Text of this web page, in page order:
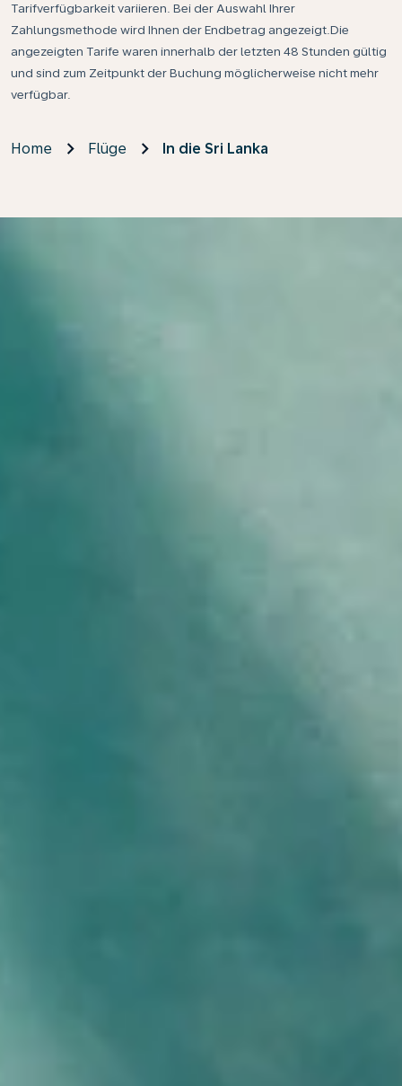
Tarifverfügbarkeit variieren. Bei der Auswahl Ihrer
Zahlungsmethode wird Ihnen der Endbetrag angezeigt.Die
angezeigten Tarife waren innerhalb der letzten 48 Stunden gültig
und sind zum Zeitpunkt der Buchung möglicherweise nicht mehr
verfügbar.
Home Flüge In die Sri Lanka